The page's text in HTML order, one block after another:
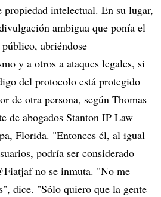
propiedad intelectual. En su lugar,
ambigua que ponía el
abriéndose
y a otros a ataques legales, si
del protocolo está protegido
de otra persona, según Thomas
de abogados Stanton IP Law
Florida. "Entonces él, al igual
podría ser considerado
no se inmuta. "No me
dice. "Sólo quiero que la gente